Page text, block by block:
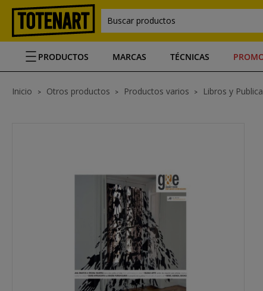
Buscar productos
PRODUCTOS MARCAS TÉCNICAS
Inicio Otros productos Productos varios Libros y